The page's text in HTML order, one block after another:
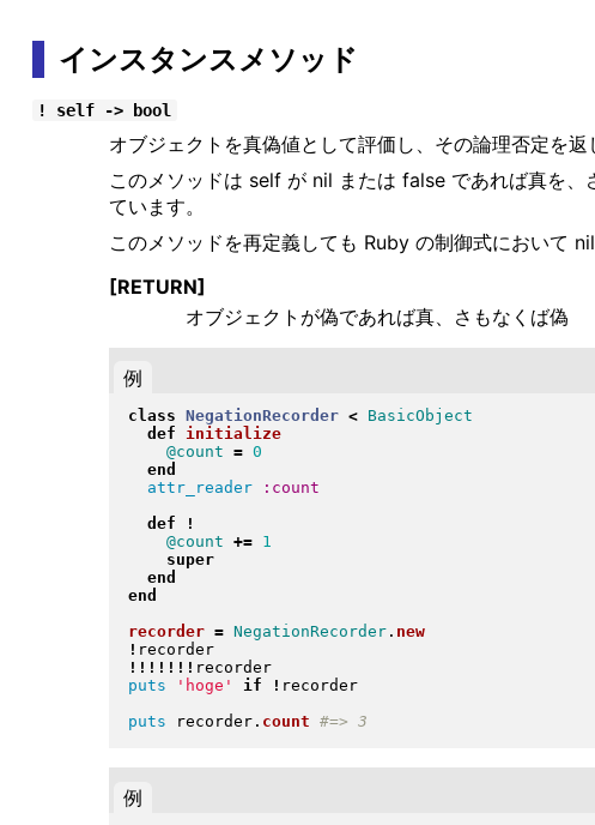
インスタンスメソッド
! self -> bool
オブジェクトを真偽値として評価し、その論理否定を返
このメソッドは self が nil または false であれば真を
ています。
このメソッドを再定義しても Ruby の制御式において
[RETURN]
オブジェクトが偽であれば真、さもなくば偽
例
class NegationRecorder <
BasicObject
def
initialize
@count = 0
end
attr_reader
:count
def
!
@count +=
1
super
end
end
recorder = NegationRecorder. new
!
recorder
! ! ! ! ! ! !
recorder
puts
'hoge' if ! recorder
puts recorder. count
例